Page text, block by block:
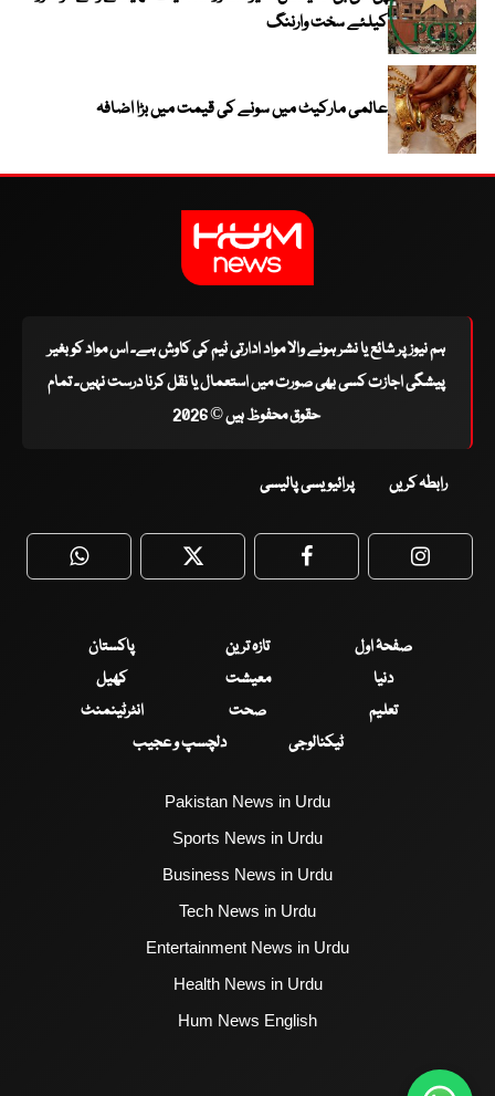
کیلئے سخت وارننگ
عالمی مارکیٹ میں سونے کی قیمت میں بڑا اضافہ
ہم نیوز پر شائع یا نشر ہونے والا مواد ادارتی ٹیم کی کاوش ہے۔ اس مواد کو بغیر
پیشگی اجازت کسی بھی صورت میں استعمال یا نقل کرنا درست نہیں۔ تمام
حقوق محفوظ ہیں © 2026
رابطہ کریں پرائیویسی پالیسی
WhatsApp Twitter Facebook
صفحۂ اول تازہ ترین
پاکستان
دنیا
معیشت
کھیل
تعلیم
صحت
انٹرٹینمنٹ
ٹیکنالوجی
دلچسپ و عجیب
Pakistan News in Urdu
Sports News in Urdu
Business News in Urdu
Tech News in Urdu
Entertainment News in Urdu
Health News in Urdu
Hum News English